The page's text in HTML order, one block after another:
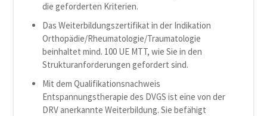
die geforderten Kriterien.
Das Weiterbildungszertifikat in der Indikation
Orthopädie/Rheumatologie/Traumatologie
beinhaltet mind. 100 UE MTT, wie Sie in den
Strukturanforderungen gefordert sind.
Mit dem Qualifikationsnachweis
Entspannungstherapie des DVGS ist eine von der
DRV anerkannte Weiterbildung. Sie befähigt